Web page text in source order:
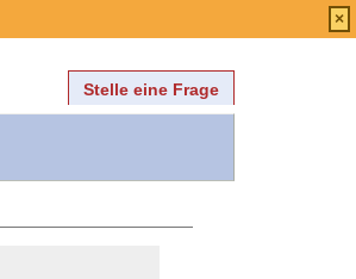
Stelle eine Frage
×